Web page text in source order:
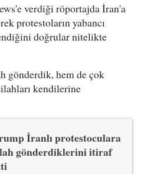
verdiği röportajda İran'a
protestoların yabancı
doğrular nitelikte
gönderdik, hem de çok
kendilerine
İranlı protestoculara
gönderdiklerini itiraf